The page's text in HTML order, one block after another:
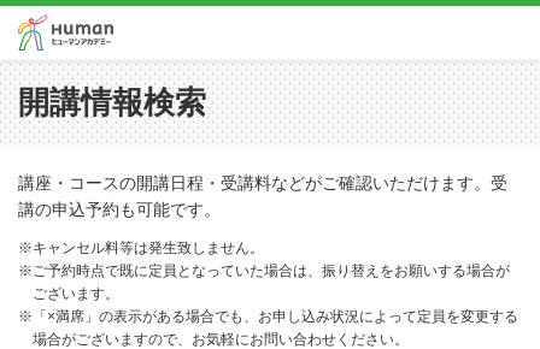
開講情報検索
講座・コースの開講日程・受講料などがご確認いただけます。受
講の申込予約も可能です。
※キャンセル料等は発生致しません。
※ご予約時点で既に定員となっていた場合は、振り替えをお願いする場合が
ございます。
※「×満席」の表示がある場合でも、お申し込み状況によって定員を変更する
場合がございますので、お気軽にお問い合わせください。